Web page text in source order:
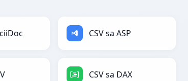
CSV sa ASP
CSV sa DAX